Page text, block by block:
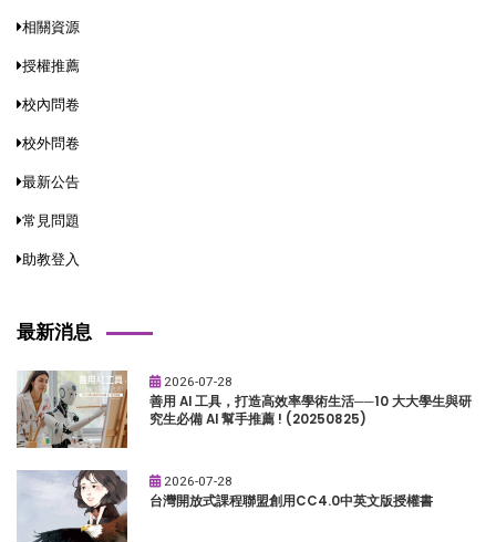
相關資源
授權推薦
校內問卷
校外問卷
最新公告
常見問題
助教登入
最新消息
2026-07-28
善用 AI 工具，打造高效率學術生活──10 大大學生與研
究生必備 AI 幫手推薦 ! (20250825)
2026-07-28
台灣開放式課程聯盟創用CC4.0中英文版授權書